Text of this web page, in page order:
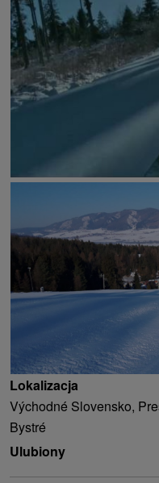
Lokalizacja
Východné Slovensko,
Bystré
Ulubiony